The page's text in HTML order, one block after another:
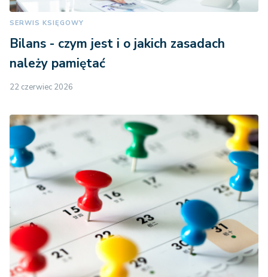
SERWIS KSIĘGOWY
Bilans - czym jest i o jakich zasadach
należy pamiętać
22 czerwiec 2026